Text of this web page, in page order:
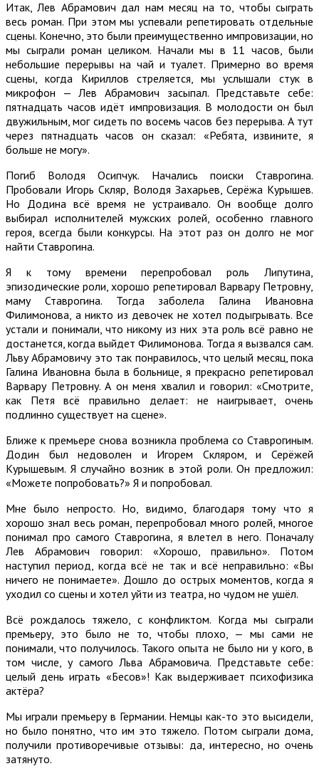
Итак, Лев Абрамович дал нам месяц на то, чтобы сыграть
весь роман. При этом мы успевали репетировать отдельные
сцены. Конечно, это были преимущественно импровизации, но
мы сыграли роман целиком. Начали мы в 11 часов, были
небольшие перерывы на чай и туалет. Примерно во время
сцены, когда Кириллов стреляется, мы услышали стук в
микрофон — Лев Абрамович засыпал. Представьте себе:
пятнадцать часов идёт импровизация. В молодости он был
двужильным, мог сидеть по восемь часов без перерыва. А тут
через пятнадцать часов он сказал: «Ребята, извините, я
больше не могу».
Погиб Володя Осипчук. Начались поиски Ставрогина.
Пробовали Игорь Скляр, Володя Захарьев, Серёжа Курышев.
Но Додина всё время не устраивало. Он вообще долго
выбирал исполнителей мужских ролей, особенно главного
героя, всегда были конкурсы. На этот раз он долго не мог
найти Ставрогина.
Я к тому времени перепробовал роль Липутина,
эпизодические роли, хорошо репетировал Варвару Петровну,
маму Ставрогина. Тогда заболела Галина Ивановна
Филимонова, а никто из девочек не хотел подыгрывать. Все
устали и понимали, что никому из них эта роль всё равно не
достанется, когда выйдет Филимонова. Тогда я вызвался сам.
Льву Абрамовичу это так понравилось, что целый месяц, пока
Галина Ивановна была в больнице, я прекрасно репетировал
Варвару Петровну. А он меня хвалил и говорил: «Смотрите,
как Петя всё правильно делает: не наигрывает, очень
подлинно существует на сцене».
Ближе к премьере снова возникла проблема со Ставрогиным.
Додин был недоволен и Игорем Скляром, и Серёжей
Курышевым. Я случайно возник в этой роли. Он предложил:
«Можете попробовать?» Я и попробовал.
Мне было непросто. Но, видимо, благодаря тому что я
хорошо знал весь роман, перепробовал много ролей, многое
понимал про самого Ставрогина, я влетел в него. Поначалу
Лев Абрамович говорил: «Хорошо, правильно». Потом
наступил период, когда всё не так и всё неправильно: «Вы
ничего не понимаете». Дошло до острых моментов, когда я
уходил со сцены и хотел уйти из театра, но чудом не ушёл.
Всё рождалось тяжело, с конфликтом. Когда мы сыграли
премьеру, это было не то, чтобы плохо, — мы сами не
понимали, что получилось. Такого опыта не было ни у кого, в
том числе, у самого Льва Абрамовича. Представьте себе:
целый день играть «Бесов»! Как выдерживает психофизика
актёра?
Мы играли премьеру в Германии. Немцы как-то это высидели,
но было понятно, что им это тяжело. Потом сыграли дома,
получили противоречивые отзывы: да, интересно, но очень
затянуто.